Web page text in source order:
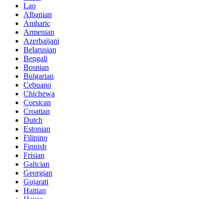
Lao
Albanian
Amharic
Armenian
Azerbaijani
Belarusian
Bengali
Bosnian
Bulgarian
Cebuano
Chichewa
Corsican
Croatian
Dutch
Estonian
Filipino
Finnish
Frisian
Galician
Georgian
Gujarati
Haitian